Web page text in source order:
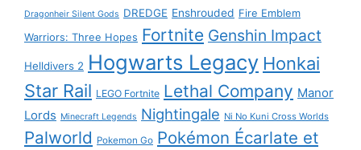
Dragonheir Silent Gods DREDGE Enshrouded Fire Emblem
Warriors: Three Hopes Fortnite Genshin Impact
Helldivers 2 Hogwarts Legacy Honkai
Star Rail LEGO Fortnite Lethal Company Manor
Lords Minecraft Legends Nightingale Ni No Kuni Cross Worlds
Palworld Pokemon Go Pokémon Écarlate et